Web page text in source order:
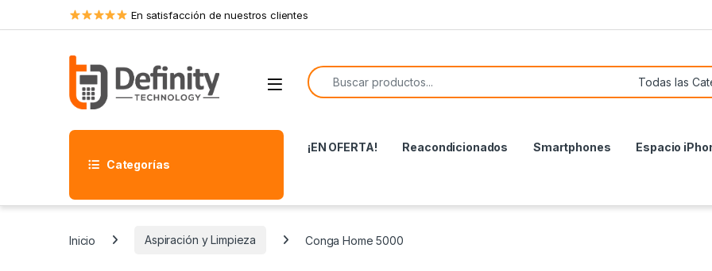
Skip to navigation
Skip to content En satisfacción de nuestros clientes
Open
Search for:
Categorías
¡EN OFERTA! Reacondicionados Smartphones Espacio
Inicio Aspiración y Limpieza Conga Home 5000